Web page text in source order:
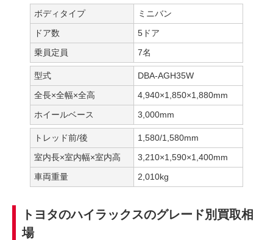
ボディタイプ
ミニバン
ドア数
5ドア
乗員定員
7名
型式
DBA-AGH35W
全長×全幅×全高
4,940×1,850×1,880mm
ホイールベース
3,000mm
トレッド前/後
1,580/1,580mm
室内長×室内幅×室内高
3,210×1,590×1,400mm
車両重量
2,010kg
トヨタのハイラックスのグレード別買取相
場